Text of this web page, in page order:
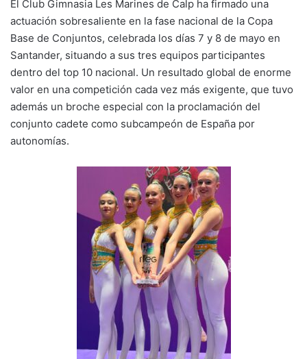
Li
n
k
b
o
o
k
A
p
p
a
m
ar
tir
El Club Gimnasia Les Marines de Calp ha firmado una
actuación sobresaliente en la fase nacional de la Copa
Base de Conjuntos, celebrada los días 7 y 8 de mayo en
Santander, situando a sus tres equipos participantes
dentro del top 10 nacional. Un resultado global de enorme
valor en una competición cada vez más exigente, que tuvo
además un broche especial con la proclamación del
conjunto cadete como subcampeón de España por
autonomías.